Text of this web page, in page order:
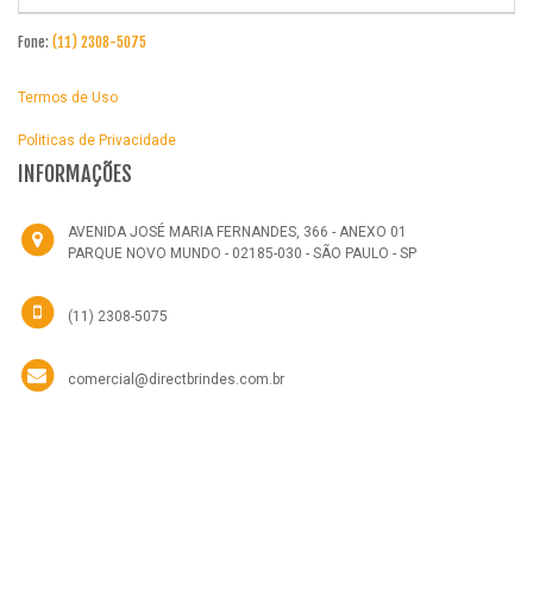
Fone: (11) 2308-5075
Termos de Uso
Politicas de Privacidade
INFORMAÇÕES
AVENIDA JOSÉ MARIA FERNANDES, 366 - ANEXO 01
PARQUE NOVO MUNDO - 02185-030 - SÃO PAULO - SP
(11) 2308-5075
comercial@directbrindes.com.br